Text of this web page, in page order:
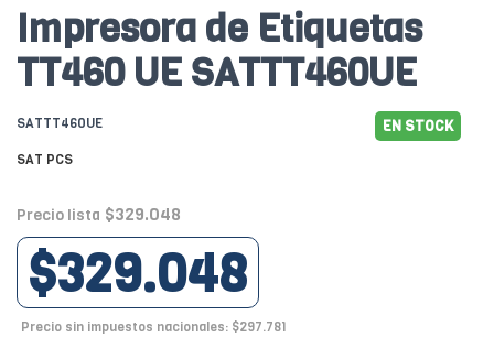
Impresora de Etiquetas
TT460 UE SATTT460UE
SATTT460UE EN STOCK
SAT PCS
Precio lista $329.048
$329.048
Precio sin impuestos nacionales: $297.781